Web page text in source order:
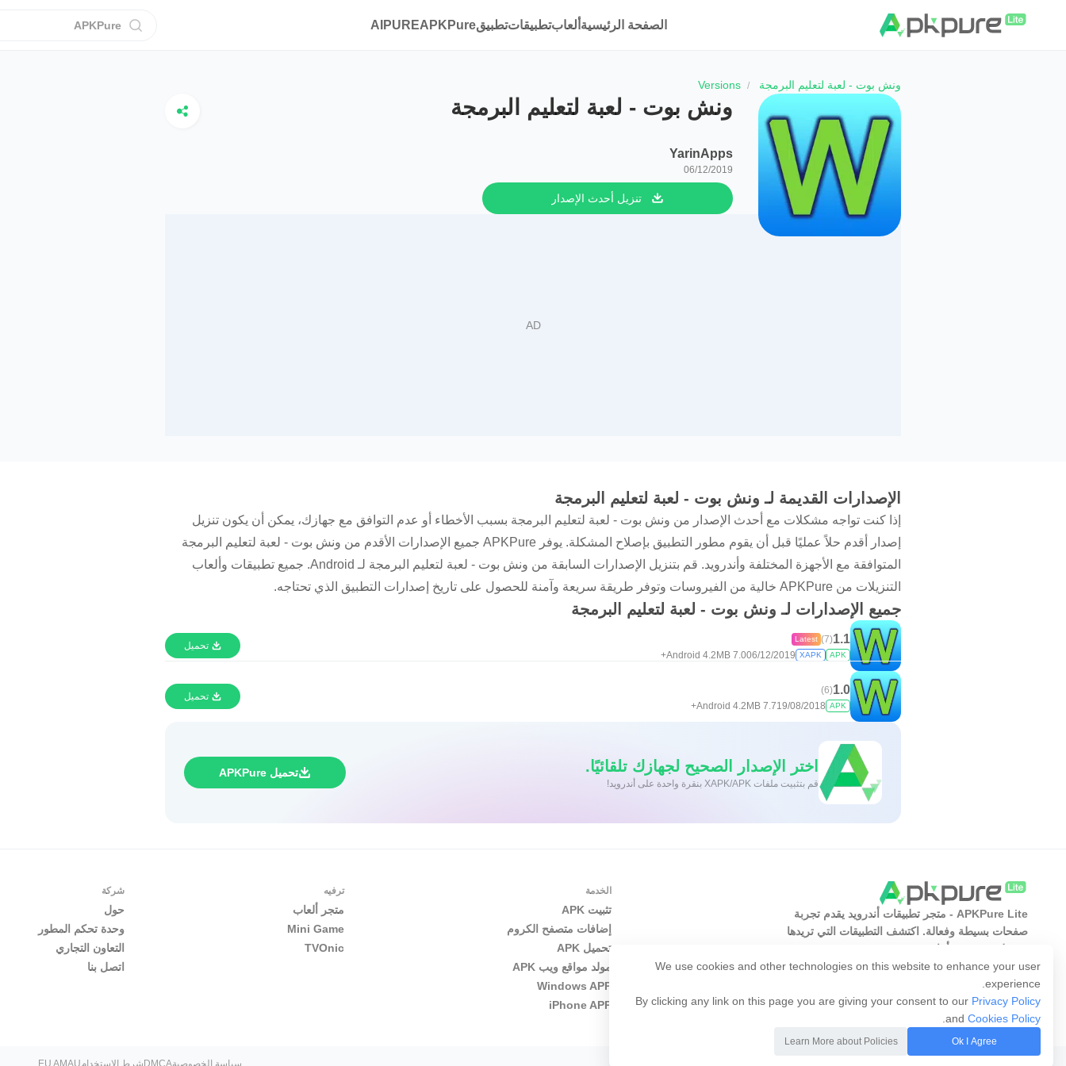
الصفحة الرئيسية ألعابتطبيقاتتطبيقAPKPure AIPURE
APKPure
ونش بوت - لعبة لتعليم البرمجة Versions
ونش بوت - لعبة لتعليم البرمجة
YarinApps
06/12/2019
تنزيل أحدث الإصدار
الإصدارات القديمة لـ ونش بوت - لعبة لتعليم البرمجة
إذا كنت تواجه مشكلات مع أحدث الإصدار من ونش بوت - لعبة لتعليم البرمجة بسبب الأخطاء أو عدم التوافق مع جهازك، يمكن أن يكون تنزيل
إصدار أقدم حلاً عمليًا قبل أن يقوم مطور التطبيق بإصلاح المشكلة. يوفر APKPure جميع الإصدارات الأقدم من ونش بوت - لعبة لتعليم البرمجة
المتوافقة مع الأجهزة المختلفة وأندرويد. قم بتنزيل الإصدارات السابقة من ونش بوت - لعبة لتعليم البرمجة لـ Android. جميع تطبيقات وألعاب
التنزيلات من APKPure خالية من الفيروسات وتوفر طريقة سريعة وآمنة للحصول على تاريخ إصدارات التطبيق الذي تحتاجه.
جميع الإصدارات لـ ونش بوت - لعبة لتعليم البرمجة
1.1
(7)
Latest
APK
XAPK
06/12/2019
7.0 MB
Android 4.2+
تحميل
1.0
(6)
APK
19/08/2018
7.7 MB
Android 4.2+
تحميل
اختر الإصدار الصحيح لجهازك تلقائيًا.
قم بتثبيت ملفات XAPK/APK بنقرة واحدة على أندرويد!
تحميل APKPure
We use cookies and other technologies on this website to enhance your user
experience.
By clicking any link on this page you are giving your consent to our Privacy Policy
and Cookies Policy
Ok I Agree
Learn More about Policies
APKPure Lite - متجر تطبيقات أندرويد يقدم تجربة
صفحات بسيطة وفعالة. اكتشف التطبيقات التي تريدها
بسهولة وسرعة وأمان.
الخدمة
تثبيت APK
إضافات متصفح الكروم
تحميل APK
مولد مواقع ويب APK
Windows APP
iPhone APP
ترفيه
متجر ألعاب
Mini Game
TVOnic
شركة
حول
وحدة تحكم المطور
التعاون التجاري
اتصل بنا
سياسة الخصوصيةDMCA شرط الاستخدامEU AMAU